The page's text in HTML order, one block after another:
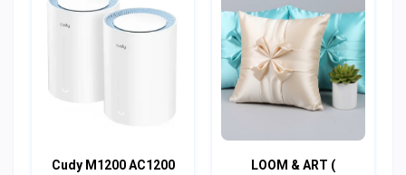
Cudy M1200 AC1200
LOOM & ART (